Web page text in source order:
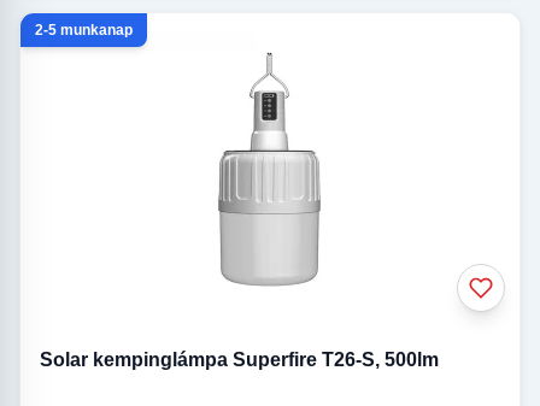
2-5 munkanap
Solar kempinglámpa Superfire T26-S, 500lm